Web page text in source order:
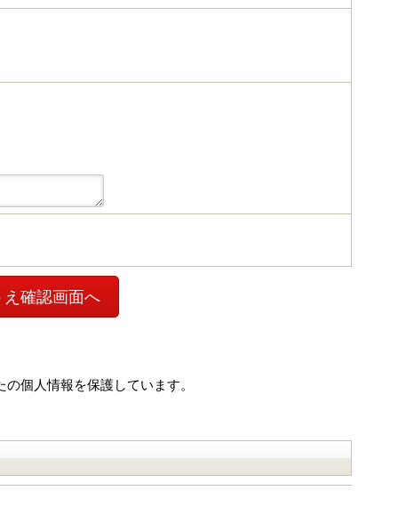
て "に同意のうえ確認画面へ
個人情報を保護しています。